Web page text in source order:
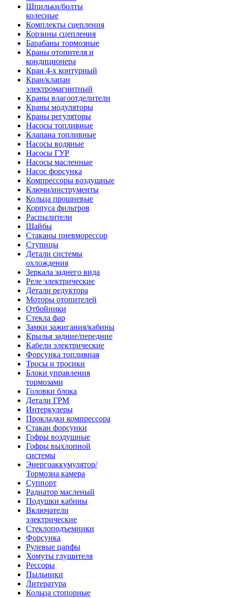
Шпильки/болты
колесные
Комплекты сцепления
Корзины сцепления
Барабаны тормозные
Краны отопителя и
кондиционера
Кран 4-х контурный
Кран/клапан
электромагнитный
Краны влагоотделители
Краны модуляторы
Краны регуляторы
Насосы топливные
Клапана топливные
Насосы водяные
Насосы ГУР
Насосы масленные
Насос форсунка
Компрессоры воздушные
Ключи/инструменты
Кольца прошневые
Корпуса фильтров
Распылители
Шайбы
Стаканы пневморессор
Ступицы
Детали системы
охлождения
Зеркала заднего вида
Реле электрические
Детали редуктора
Моторы отопителей
Отбойники
Стекла фар
Замки зажигания/кабины
Крылья задние/передние
Кабели электрические
Форсунка топливная
Тросы и тросики
Блоки управления
тормозами
Головки блока
Детали ГРМ
Интеркулеры
Прокладки компрессора
Стакан форсунки
Гофры воздушные
Гофры выхлопной
системы
Энергоаккумулятор/
Тормозна камера
Суппорт
Радиатор масленый
Подушки кабины
Включатели
электрические
Стеклоподъемники
Форсунка
Рулевые цапфы
Хомуты глушителя
Рессоры
Пыльники
Литература
Кольца стопорные